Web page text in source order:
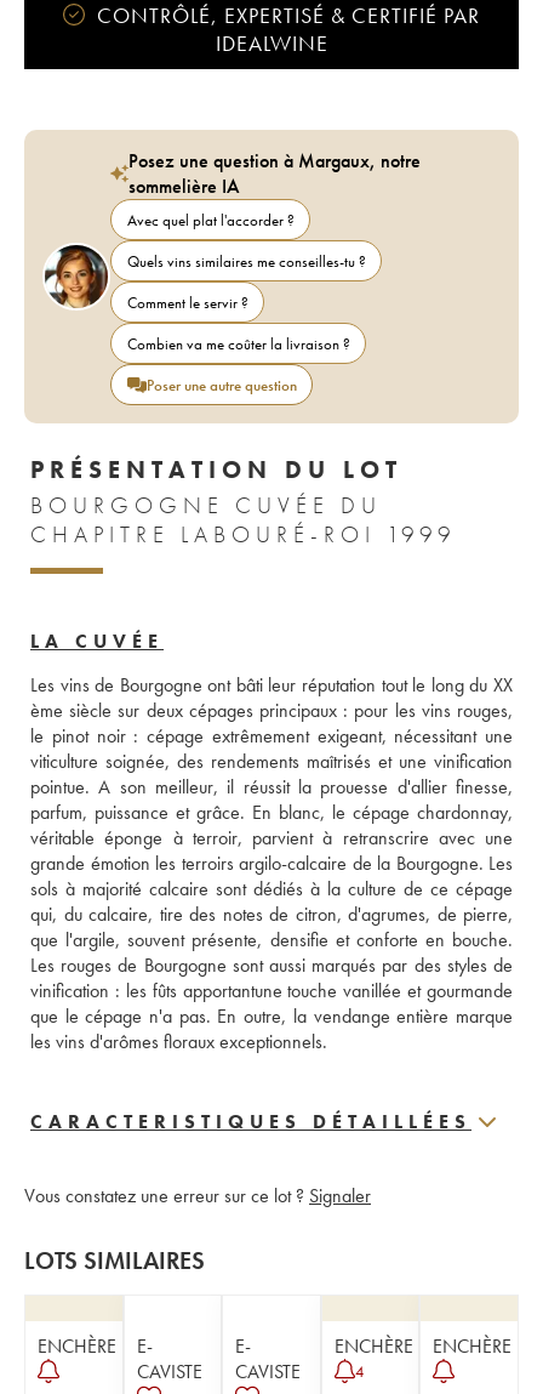
CONTRÔLÉ, EXPERTISÉ & CERTIFIÉ PAR
IDEALWINE
Posez une question à Margaux, notre
sommelière IA
Avec quel plat l'accorder ?
Quels vins similaires me conseilles-tu ?
Comment le servir ?
Combien va me coûter la livraison ?
Poser une autre question
PRÉSENTATION DU LOT
BOURGOGNE CUVÉE DU
CHAPITRE LABOURÉ-ROI 1999
LA CUVÉE
Les vins de Bourgogne ont bâti leur réputation tout le long du XX
ème siècle sur deux cépages principaux : pour les vins rouges,
le pinot noir : cépage extrêmement exigeant, nécessitant une
viticulture soignée, des rendements maîtrisés et une vinification
pointue. A son meilleur, il réussit la prouesse d'allier finesse,
parfum, puissance et grâce. En blanc, le cépage chardonnay,
véritable éponge à terroir, parvient à retranscrire avec une
grande émotion les terroirs argilo-calcaire de la Bourgogne. Les
sols à majorité calcaire sont dédiés à la culture de ce cépage
qui, du calcaire, tire des notes de citron, d'agrumes, de pierre,
que l'argile, souvent présente, densifie et conforte en bouche.
Les rouges de Bourgogne sont aussi marqués par des styles de
vinification : les fûts apportantune touche vanillée et gourmande
que le cépage n'a pas. En outre, la vendange entière marque
les vins d'arômes floraux exceptionnels.
CARACTERISTIQUES DÉTAILLÉES
Vous constatez une erreur sur ce lot ? Signaler
LOTS SIMILAIRES
ENCHÈRE
E-
CAVISTE
E-
CAVISTE
ENCHÈRE
4
ENCHÈRE